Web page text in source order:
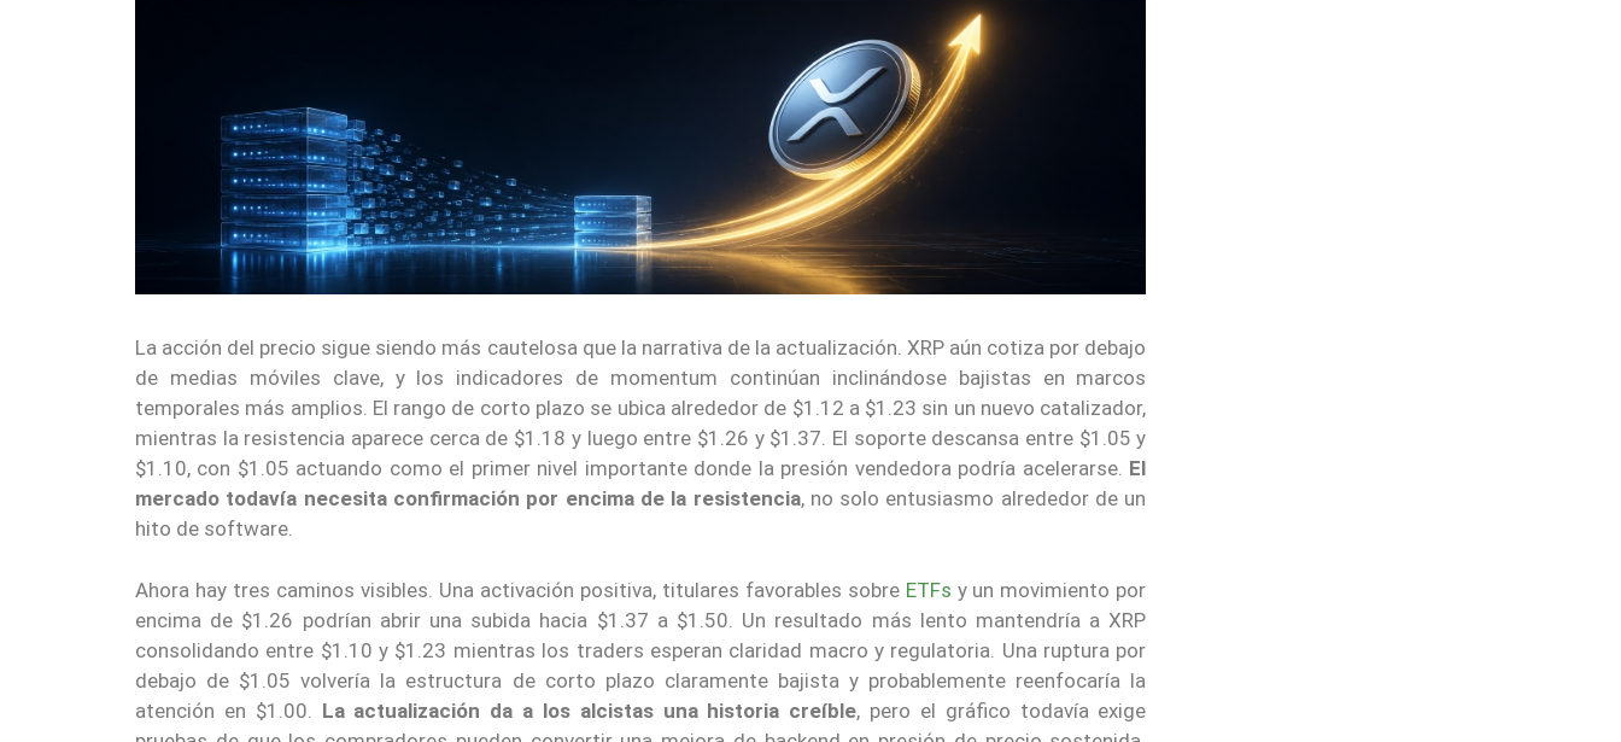
La acción del precio sigue siendo más cautelosa que la narrativa de la actualización. XRP aún cotiza por debajo
de medias móviles clave, y los indicadores de momentum continúan inclinándose bajistas en marcos
temporales más amplios. El rango de corto plazo se ubica alrededor de $1.12 a $1.23 sin un nuevo catalizador,
mientras la resistencia aparece cerca de $1.18 y luego entre $1.26 y $1.37. El soporte descansa entre $1.05 y
$1.10, con $1.05 actuando como el primer nivel importante donde la presión vendedora podría acelerarse. El
mercado todavía necesita confirmación por encima de la resistencia, no solo entusiasmo alrededor de un
hito de software.
Ahora hay tres caminos visibles. Una activación positiva, titulares favorables sobre ETFs y un movimiento por
encima de $1.26 podrían abrir una subida hacia $1.37 a $1.50. Un resultado más lento mantendría a XRP
consolidando entre $1.10 y $1.23 mientras los traders esperan claridad macro y regulatoria. Una ruptura por
debajo de $1.05 volvería la estructura de corto plazo claramente bajista y probablemente reenfocaría la
atención en $1.00. La actualización da a los alcistas una historia creíble, pero el gráfico todavía exige